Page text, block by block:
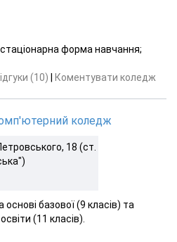
форма навчання;
(10)
Коментувати коледж
коледж
18 (ст.
базової (9 класів) та
(11 класів).